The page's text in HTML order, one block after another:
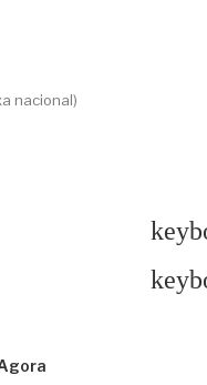
nacional)